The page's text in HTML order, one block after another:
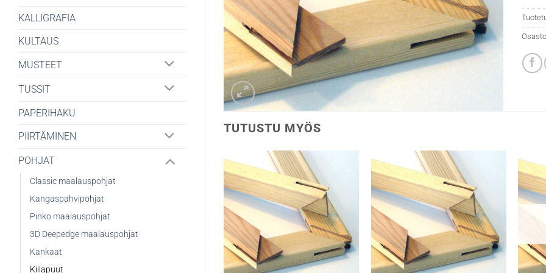
KALLIGRAFIA
KULTAUS
MUSTEET
TUSSIT
PAPERIHAKU
PIIRTÄMINEN
POHJAT
Classic maalauspohjat
Kangaspahvipohjat
Pinko maalauspohjat
3D Deepedge maalauspohjat
Kankaat
Kiilapuut
TUTUSTU MYÖS